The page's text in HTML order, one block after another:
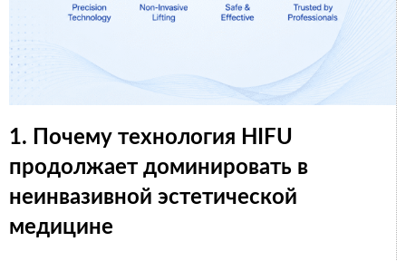
1. Почему технология HIFU
продолжает доминировать в
неинвазивной эстетической
медицине